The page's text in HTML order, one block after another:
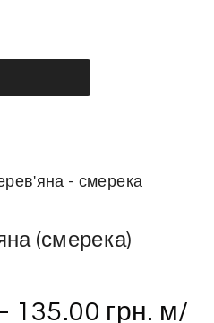
(смерека)
135.00 грн. м/